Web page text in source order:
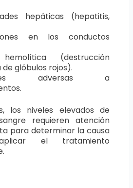
hepáticas (hepatitis,
en los conductos
(destrucción
glóbulos rojos).
adversas a
los niveles elevados de
requieren atención
para determinar la causa
el tratamiento